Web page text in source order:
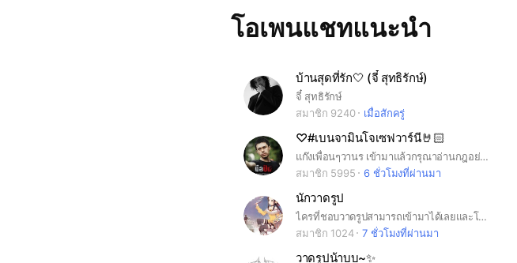
โอเพนแชทแนะนำ
บ้านสุดที่รัก🤍 (จี๋ สุทธิรักษ์)
จี๋ สุทธิรักษ์
สมาชิก 9240
เมื่อสักครู่
♡#เบนจามินโจเซฟวาร์นี🤘🏻
แก๊งเพื่อนๆวานร เข้ามาแล้วกรุณาอ่านกฎอย่างเคร่งครัด ในกลุ่มนี้มีพี่เบนกรุณาทำตามกฎกันด้วยนะ💞 (#chipmunkben)
สมาชิก 5995
6 ชั่วโมงที่ผ่านมา
นักวาดรูป
ไครที่ชอบวาดรูปสามารถเข้ามาได้เลยและโชว์ผลงานการวาดรูปของคุณสามารถแข่งวาดรูปกันได้ มาคุยแก่เบื่อได้
สมาชิก 1024
7 ชั่วโมงที่ผ่านมา
วาดรูปน้าบบ~✨